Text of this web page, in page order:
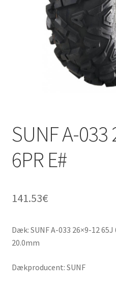
SUNF A-033
6PR E#
141.53€
Dæk: SUNF A-033 26×9-12
20.0mm
Dækproducent: SUNF